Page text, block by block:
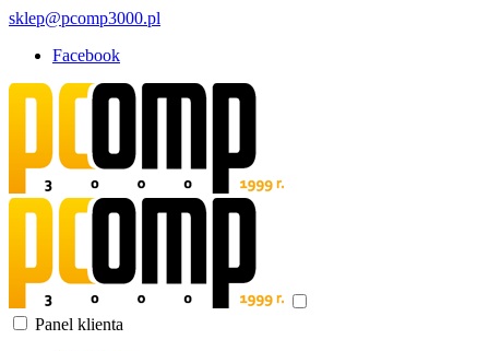
sklep@pcomp3000.pl
Facebook
Panel klienta